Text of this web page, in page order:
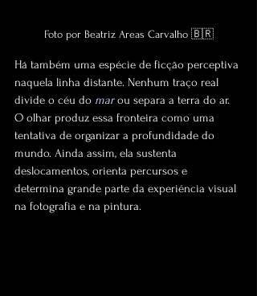
Foto por Beatriz Areas Carvalho 🇧🇷
Há também uma espécie de ficção perceptiva
naquela linha distante. Nenhum traço real
divide o céu do mar ou separa a terra do ar.
O olhar produz essa fronteira como uma
tentativa de organizar a profundidade do
mundo. Ainda assim, ela sustenta
deslocamentos, orienta percursos e
determina grande parte da experiência visual
na fotografia e na pintura.